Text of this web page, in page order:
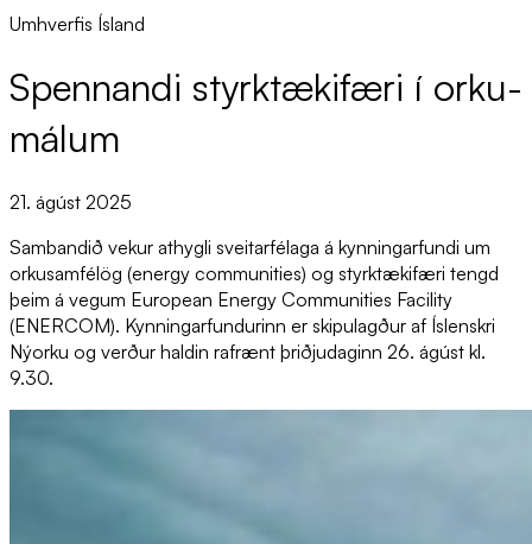
Umhverfis Ísland
Spenn­andi styrk­tæki­færi í orku­
mál­um
21. ágúst 2025
Sambandið vekur athygli sveitarfélaga á kynningarfundi um
orkusamfélög (energy communities) og styrktækifæri tengd
þeim á vegum European Energy Communities Facility
(ENERCOM). Kynningarfundurinn er skipulagður af Íslenskri
Nýorku og verður haldin rafrænt þriðjudaginn 26. ágúst kl.
9.30.